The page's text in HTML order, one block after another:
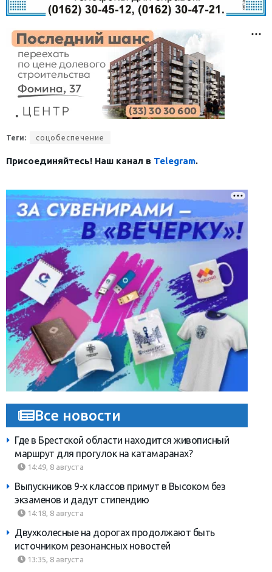
Теги: соцобеспечение
Присоединяйтесь! Наш канал в Telegram.
Все новости
Где в Брестской области находится живописный
маршрут для прогулок на катамаранах?
14:49, 8 августа
Выпускников 9-х классов примут в Высоком без
экзаменов и дадут стипендию
14:18, 8 августа
Двухколесные на дорогах продолжают быть
источником резонансных новостей
13:35, 8 августа